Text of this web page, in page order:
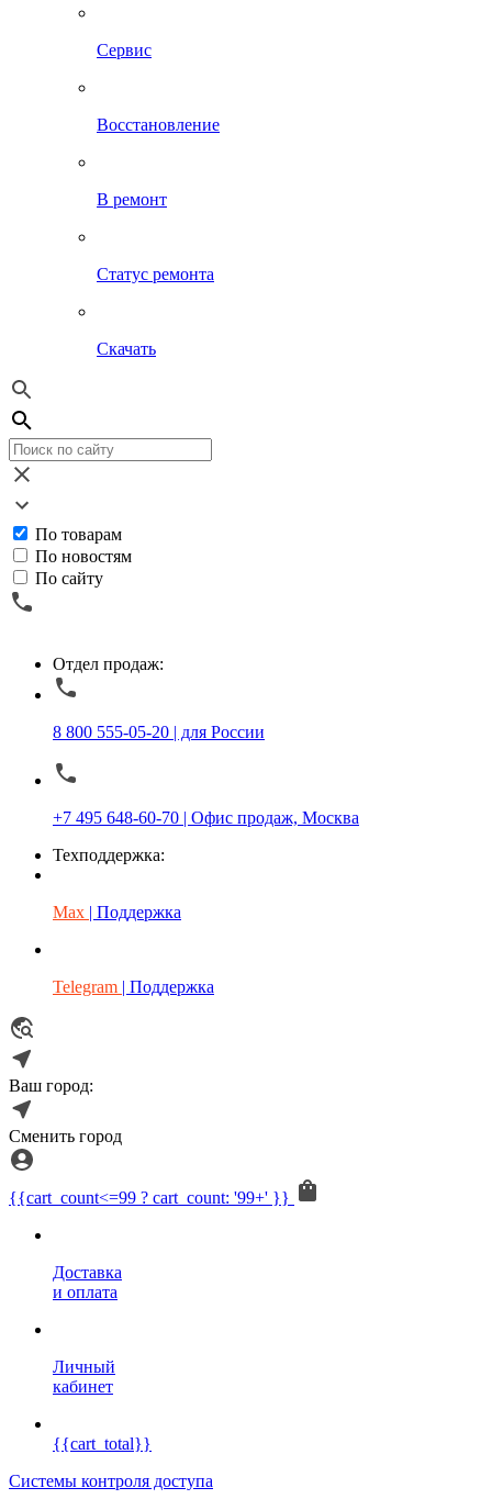
Сервис
Восстановление
В ремонт
Статус ремонта
Скачать
По товарам
По новостям
По сайту
Отдел продаж:
8 800 555-05-20 | для России
+7 495 648-60-70 | Офис продаж, Москва
Техподдержка:
Max | Поддержка
Telegram | Поддержка
Ваш город:
Сменить город
{{cart_count<=99 ? cart_count: '99+' }}
Доставка
и оплата
Личный
кабинет
{{cart_total}}
Системы контроля доступа